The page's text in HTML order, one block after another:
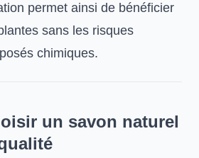
permet ainsi de bénéficier
sans les risques
chimiques.
un savon naturel